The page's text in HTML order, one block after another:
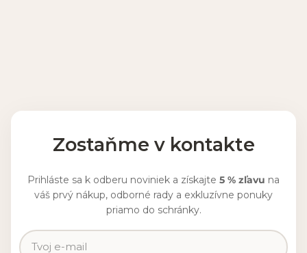
Zostaňme v kontakte
Prihláste sa k odberu noviniek a získajte 5 % zľavu na
váš prvý nákup, odborné rady a exkluzívne ponuky
priamo do schránky.